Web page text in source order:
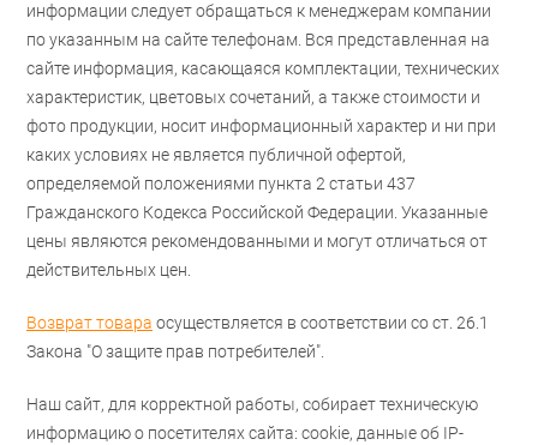
информации следует обращаться к менеджерам компании
по указанным на сайте телефонам. Вся представленная на
сайте информация, касающаяся комплектации, технических
характеристик, цветовых сочетаний, а также стоимости и
фото продукции, носит информационный характер и ни при
каких условиях не является публичной офертой,
определяемой положениями пункта 2 статьи 437
Гражданского Кодекса Российской Федерации. Указанные
цены являются рекомендованными и могут отличаться от
действительных цен.
Возврат товара осуществляется в соответствии со ст. 26.1
Закона "О защите прав потребителей".
Наш сайт, для корректной работы, собирает техническую
информацию о посетителях сайта: cookie, данные об IP-